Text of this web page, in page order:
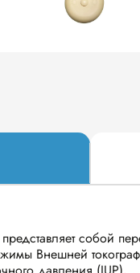
собой
Внешней